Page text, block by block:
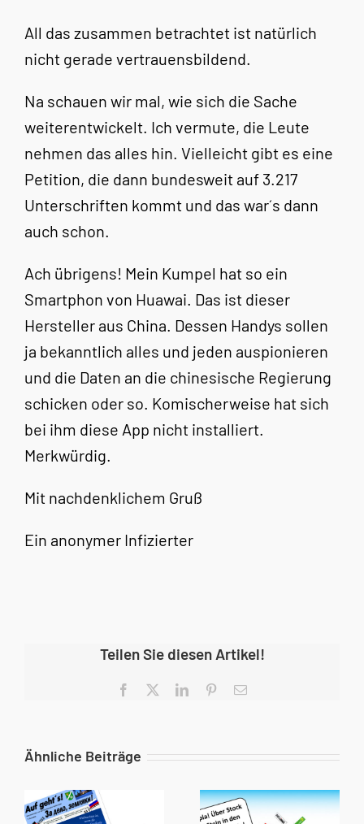
All das zusammen betrachtet ist natürlich
nicht gerade vertrauensbildend.
Na schauen wir mal, wie sich die Sache
weiterentwickelt. Ich vermute, die Leute
nehmen das alles hin. Vielleicht gibt es eine
Petition, die dann bundesweit auf 3.217
Unterschriften kommt und das war´s dann
auch schon.
Ach übrigens! Mein Kumpel hat so ein
Smartphon von Huawai. Das ist dieser
Hersteller aus China. Dessen Handys sollen
ja bekanntlich alles und jeden auspionieren
und die Daten an die chinesische Regierung
schicken oder so. Komischerweise hat sich
bei ihm diese App nicht installiert.
Merkwürdig.
Mit nachdenklichem Gruß
Ein anonymer Infizierter
Teilen Sie diesen Artikel!
Facebook LinkedInPinterest
E-
Ähnliche Beiträge